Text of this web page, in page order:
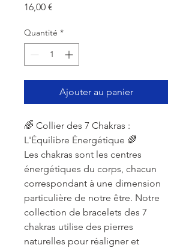
16,00 €
Quantité *
Ajouter au panier
🌈 Collier des 7 Chakras :
L'Équilibre Énergétique 🌈
Les chakras sont les centres
énergétiques du corps, chacun
correspondant à une dimension
particulière de notre être. Notre
collection de bracelets des 7
chakras utilise des pierres
naturelles pour réaligner et